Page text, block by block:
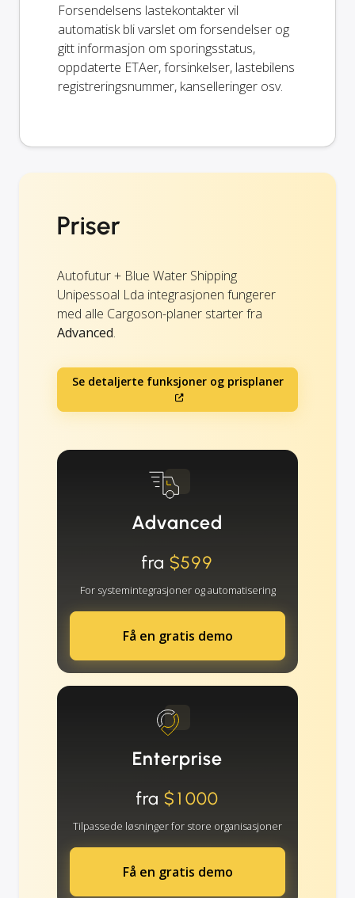
Forsendelsens lastekontakter vil
automatisk bli varslet om forsendelser og
gitt informasjon om sporingsstatus,
oppdaterte ETAer, forsinkelser, lastebilens
registreringsnummer, kanselleringer osv.
Priser
Autofutur + Blue Water Shipping
Unipessoal Lda integrasjonen fungerer
med alle Cargoson-planer starter fra
Advanced.
Se detaljerte funksjoner og prisplaner
Advanced
fra $599
For systemintegrasjoner og automatisering
Få en gratis demo
Enterprise
fra $1000
Tilpassede løsninger for store organisasjoner
Få en gratis demo